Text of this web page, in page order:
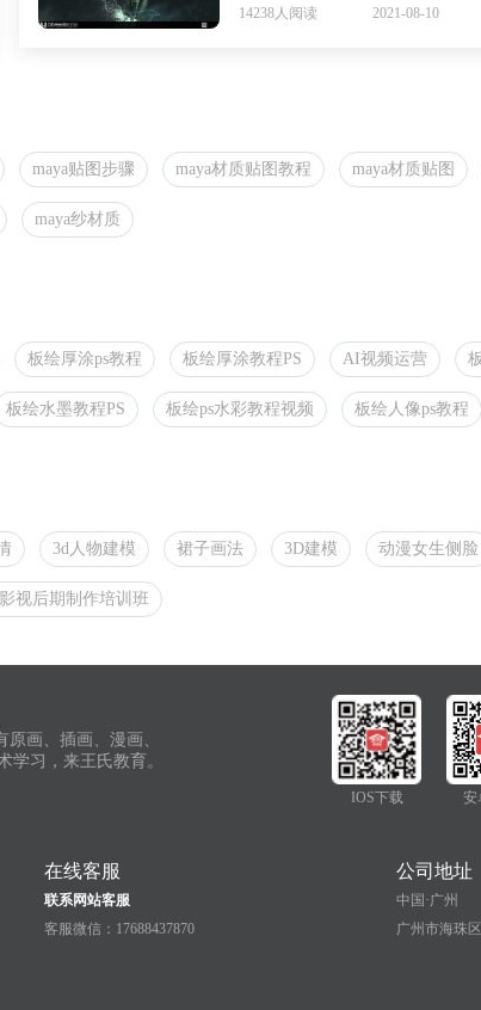
14238人阅读
2021-08-10
maya贴图步骤 maya材质贴图教程 maya材质贴图
maya纱材质
板绘厚涂ps教程 板绘厚涂教程PS AI视频运营
板绘水墨教程PS 板绘ps水彩教程视频 板绘人像ps教程
3d人物建模 裙子画法 3D建模 动漫女生侧脸
视后期制作培训班
画、插画、漫画、
学习，来王氏教育。
IOS下载 安
在线客服
联系网站客服
客服微信：17688437870
公司地址
中国·广州
广州市海珠